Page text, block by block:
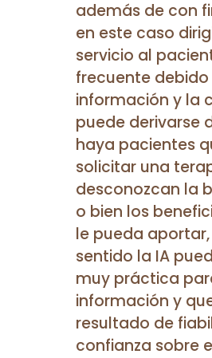
además de con
en este caso
servicio al
frecuente
información y la
puede derivarse
haya pacientes
solicitar una
desconozcan la
o bien los
le pueda
sentido la IA
muy práctica
información y
resultado de
confianza sobre